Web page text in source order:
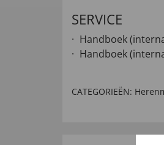
SERVICE
Handboek
Handboek
CATEGORIEËN: